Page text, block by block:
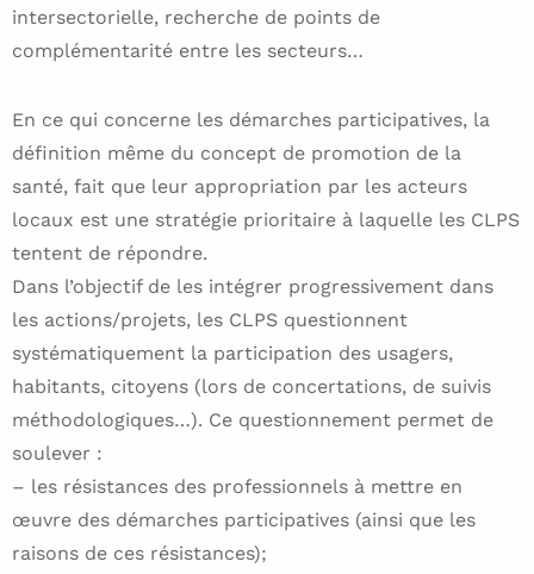
intersectorielle, recherche de points de
complémentarité entre les secteurs…
En ce qui concerne les démarches participatives, la
définition même du concept de promotion de la
santé, fait que leur appropriation par les acteurs
locaux est une stratégie prioritaire à laquelle les CLPS
tentent de répondre.
Dans l’objectif de les intégrer progressivement dans
les actions/projets, les CLPS questionnent
systématiquement la participation des usagers,
habitants, citoyens (lors de concertations, de suivis
méthodologiques…). Ce questionnement permet de
soulever :
– les résistances des professionnels à mettre en
œuvre des démarches participatives (ainsi que les
raisons de ces résistances);